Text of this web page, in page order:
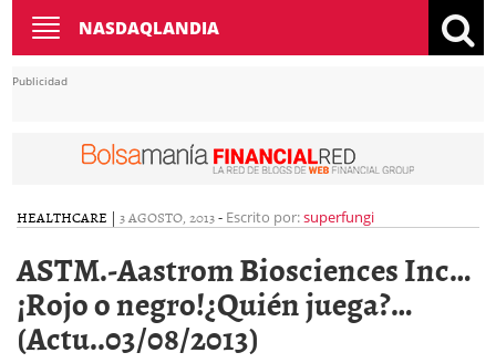
Toggle
navigation
NASDAQLANDIA
Publicidad
HEALTHCARE | 3 AGOSTO, 2013- Escrito por:superfungi
ASTM.-Aastrom Biosciences Inc…
¡Rojo o negro!¿Quién juega?…
(Actu..03/08/2013)